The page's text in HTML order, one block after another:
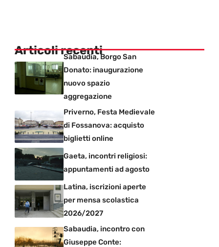
Articoli recenti
Sabaudia, Borgo San
Donato: inaugurazione
nuovo spazio
aggregazione
Priverno, Festa Medievale
di Fossanova: acquisto
biglietti online
Gaeta, incontri religiosi:
appuntamenti ad agosto
Latina, iscrizioni aperte
per mensa scolastica
2026/2027
Sabaudia, incontro con
Giuseppe Conte: